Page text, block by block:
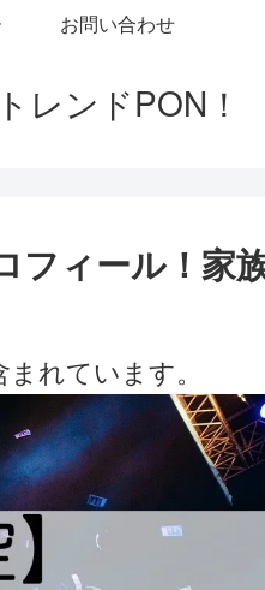
トレンドPON！
お問い合わせ
フィール！家
れています。